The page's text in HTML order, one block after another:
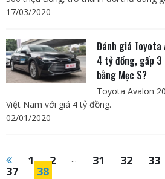
17/03/2020
Đánh giá Toyota
4 tỷ đồng, gấp 3
bằng Mẹc S?
Toyota Avalon
Việt Nam với giá 4 tỷ đồng.
02/01/2020
1 2 ... 31 32 33
37 38